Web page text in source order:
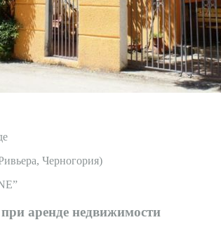
Черногория)
аренде недвижимости